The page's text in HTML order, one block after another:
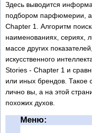
Здесь выводится
подбором парфюмерии,
Chapter 1. Алгоритм
наименованиях, сериях,
массе других
искусственного
Stories - Chapter 1 и
или иных брендов. Такое
лично вы, а на этой
похожих духов.
Меню: